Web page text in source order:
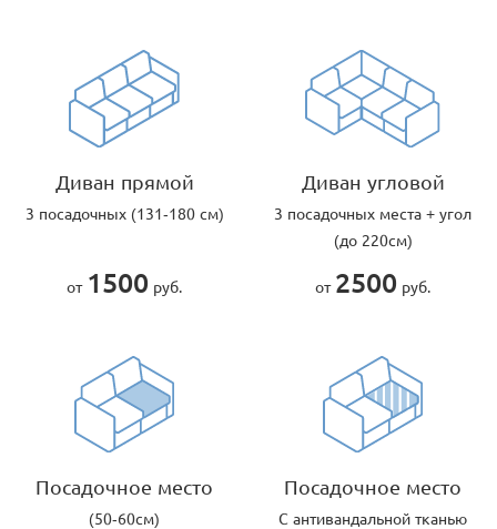
Диван прямой
3 посадочных (131-180 см)
от 1500 руб.
Диван угловой
3 посадочных места + угол
(до 220см)
от 2500 руб.
Посадочное место
(50-60см)
Посадочное место
С антивандальной тканью